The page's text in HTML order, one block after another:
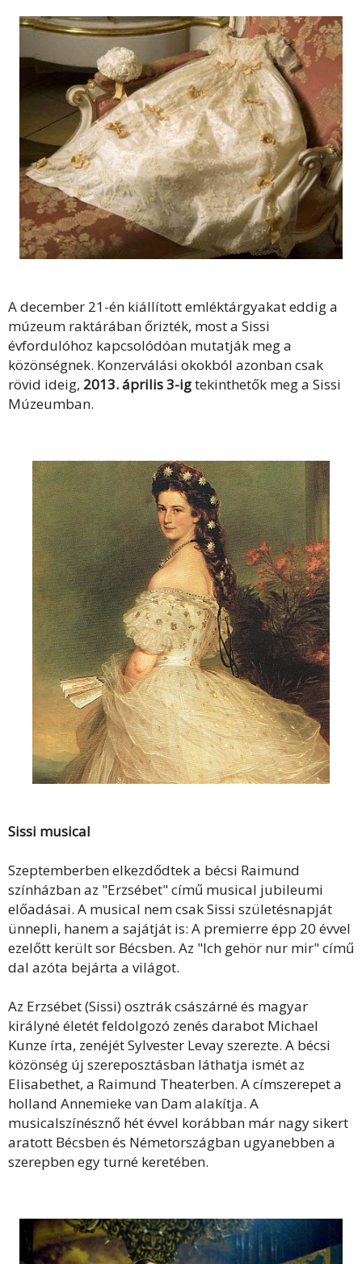
A december 21-én kiállított emléktárgyakat eddig a
múzeum raktárában őrizték, most a Sissi
évfordulóhoz kapcsolódóan mutatják meg a
közönségnek. Konzerválási okokból azonban csak
rövid ideig, 2013. április 3-igtekinthetők meg a Sissi
Múzeumban.
Sissi musical
Szeptemberben elkezdődtek a bécsi Raimund
színházban az "Erzsébet" című musical jubileumi
előadásai. A musical nem csak Sissi születésnapját
ünnepli, hanem a sajátját is: A premierre épp 20 évvel
ezelőtt került sor Bécsben. Az "Ich gehör nur mir" című
dal azóta bejárta a világot.
Az Erzsébet (Sissi) osztrák császárné és magyar
királyné életét feldolgozó zenés darabot Michael
Kunze írta, zenéjét Sylvester Levay szerezte. A bécsi
közönség új szereposztásban láthatja ismét az
Elisabethet, a Raimund Theaterben. A címszerepet a
holland Annemieke van Dam alakítja. A
musicalszínésznő hét évvel korábban már nagy sikert
aratott Bécsben és Németországban ugyanebben a
szerepben egy turné keretében.